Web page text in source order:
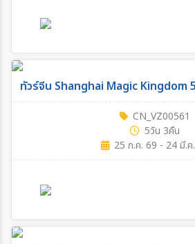
ทัวร์จีน Shanghai Magic
CN_VZ00561
5วัน 3คืน
25 ก.ค. 69 - 24 มี.ค